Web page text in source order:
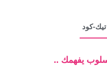
كود
يفهمك ..